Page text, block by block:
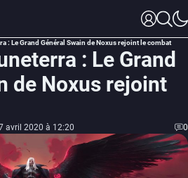
: Le Grand Général Swain de Noxus rejoint le combat
: Le Grand
de Noxus rejoint
avril 2020 à 12:20 0